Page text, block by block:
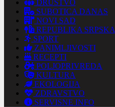
DRUŠTVO
SUBOTICA DANAS
NOVI SAD
REPUBLIKA SRPSKA
SPORT
ZANIMLJIVOSTI
RECEPTI
POLJOPRIVREDA
KULTURA
EKOLOGIJA
ZDRAVSTVO
SERVISNE INFO